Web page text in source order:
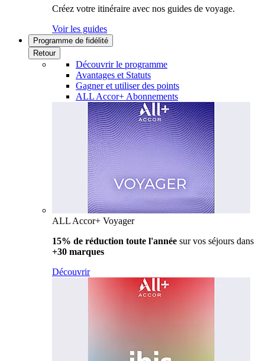
Créez votre itinéraire avec nos guides de voyage.
Voir les guides
Programme de fidélité
Retour
Découvrir le programme
Avantages et Statuts
Gagner et utiliser des points
ALL Accor+ Abonnements
ALL Accor+ Voyager
15% de réduction toute l'année sur vos séjours dans
+30 marques
Découvrir